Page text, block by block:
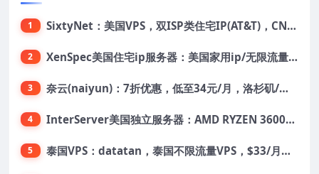
1 SixtyNet：美国VPS，双ISP类住宅IP(AT&T)，CN2 GIA网络，超高DDoS防御，$14/月，2G内存/2核/40gSSD/5T流量/10Gbps带宽
2 XenSpec美国住宅ip服务器：美国家用ip/无限流量/10Gbps独享带宽/449美元/月起，支持支付宝
3 奈云(naiyun)：7折优惠，低至34元/月，洛杉矶/香港机房，三网CN2 GIA/CUII/高防保护，解锁Chatgpt/Tiktok
4 InterServer美国独立服务器：AMD RYZEN 3600X处理器，75美元/月，送40美元
5 泰国VPS：datatan，泰国不限流量VPS，$33/月，4G内存/3核/60gSSD